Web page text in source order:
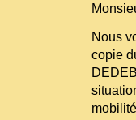
Nous
copie